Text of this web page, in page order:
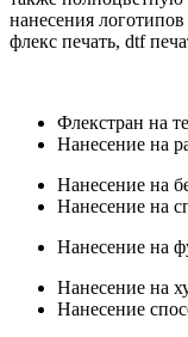
нанесения
флекс печать, dtf
Флекстран на
Нанесение на
Нанесение на
Нанесение на
Нанесение на
Нанесение на
Нанесение